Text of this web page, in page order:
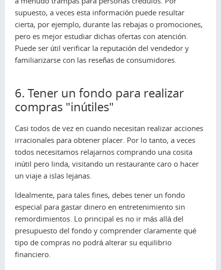
supuesto, a veces esta información puede resultar
cierta, por ejemplo, durante las rebajas o promociones,
pero es mejor estudiar dichas ofertas con atención.
Puede ser útil verificar la reputación del vendedor y
familiarizarse con las reseñas de consumidores.
6. Tener un fondo para realizar
compras "inútiles"
Casi todos de vez en cuando necesitan realizar acciones
irracionales para obtener placer. Por lo tanto, a veces
todos necesitamos relajarnos comprando una cosita
inútil pero linda, visitando un restaurante caro o hacer
un viaje a islas lejanas.
Idealmente, para tales fines, debes tener un fondo
especial para gastar dinero en entretenimiento sin
remordimientos. Lo principal es no ir más allá del
presupuesto del fondo y comprender claramente qué
tipo de compras no podrá alterar su equilibrio
financiero.